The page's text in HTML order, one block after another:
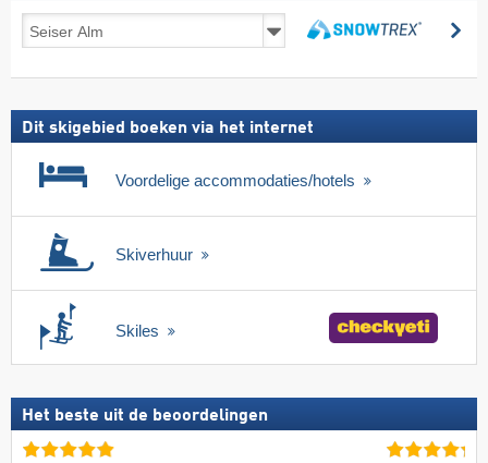
incl.
Dit skigebied boeken via het internet
Voordelige accommodaties/hotels
Skiverhuur
Skiles
Het beste uit de beoordelingen